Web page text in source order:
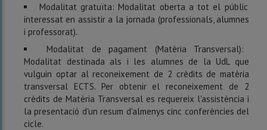
Modalitat gratuïta: Modalitat oberta a tot el públic
interessat en assistir a la jornada (professionals, alumnes
i professorat).
Modalitat de pagament (Matèria Transversal):
Modalitat destinada als i les alumnes de la UdL que
vulguin optar al reconeixement de 2 crèdits de matèria
transversal ECTS. Per obtenir el reconeixement de 2
crèdits de Matèria Transversal es requereix l'assistència i
la presentació d'un resum d'almenys cinc conferències del
cicle.